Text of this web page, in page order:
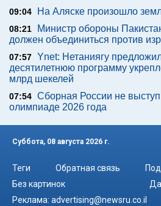
09:04 На Аляске произошло
08:21
Министр обороны
должен объединиться против
07:57 Ynet: Нетаниягу
десятилетнюю программу
млрд шекелей
07:54 Сборная России не
олимпиаде 2026 года
Суббота, 08 августа 2026 г.
Теги Обратная связь
Без картинок
Реклама: advertising@newsru.co.il